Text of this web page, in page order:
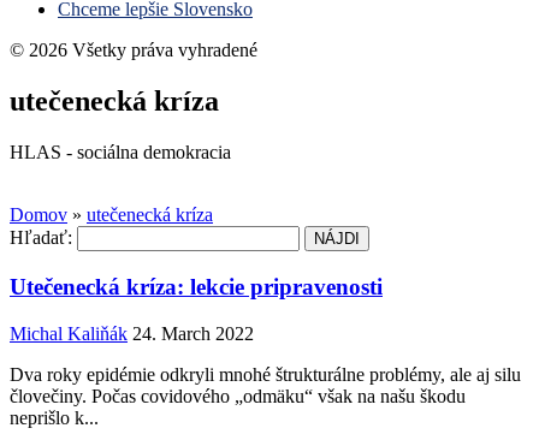
Chceme lepšie Slovensko
© 2026 Všetky práva vyhradené
utečenecká kríza
HLAS - sociálna demokracia
Domov » utečenecká kríza
Hľadať:
Utečenecká kríza: lekcie pripravenosti
Michal Kaliňák 24. March 2022
Dva roky epidémie odkryli mnohé štrukturálne problémy, ale aj silu
človečiny. Počas covidového „odmäku“ však na našu škodu
neprišlo k...